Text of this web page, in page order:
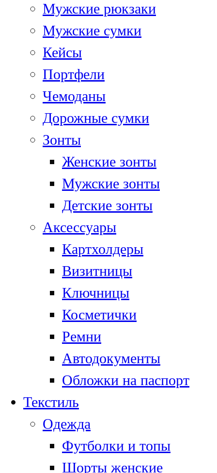
Мужские рюкзаки
Мужские сумки
Кейсы
Портфели
Чемоданы
Дорожные сумки
Зонты
Женские зонты
Мужские зонты
Детские зонты
Аксессуары
Картхолдеры
Визитницы
Ключницы
Косметички
Ремни
Автодокументы
Обложки на паспорт
Текстиль
Одежда
Футболки и топы
Шорты женские